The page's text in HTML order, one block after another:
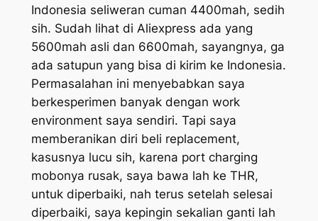
Indonesia seliweran cuman 4400mah, sedih
sih. Sudah lihat di Aliexpress ada yang
5600mah asli dan 6600mah, sayangnya, ga
ada satupun yang bisa di kirim ke Indonesia.
Permasalahan ini menyebabkan saya
berkesperimen banyak dengan work
environment saya sendiri. Tapi saya
memberanikan diri beli replacement,
kasusnya lucu sih, karena port charging
mobonya rusak, saya bawa lah ke THR,
untuk diperbaiki, nah terus setelah selesai
diperbaiki, saya kepingin sekalian ganti lah